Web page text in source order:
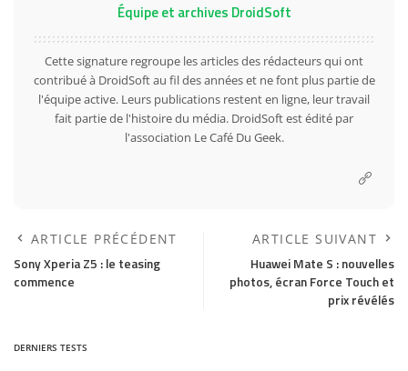
Équipe et archives DroidSoft
Cette signature regroupe les articles des rédacteurs qui ont
contribué à DroidSoft au fil des années et ne font plus partie de
l'équipe active. Leurs publications restent en ligne, leur travail
fait partie de l'histoire du média. DroidSoft est édité par
l'association Le Café Du Geek.
ARTICLE PRÉCÉDENT
Sony Xperia Z5 : le teasing
commence
ARTICLE SUIVANT
Huawei Mate S : nouvelles
photos, écran Force Touch et
prix révélés
DERNIERS TESTS